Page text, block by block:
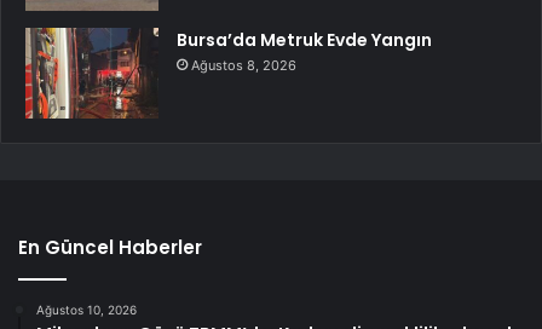
Bursa’da Metruk Evde Yangın
Ağustos 8, 2026
En Güncel Haberler
Ağustos 10, 2026